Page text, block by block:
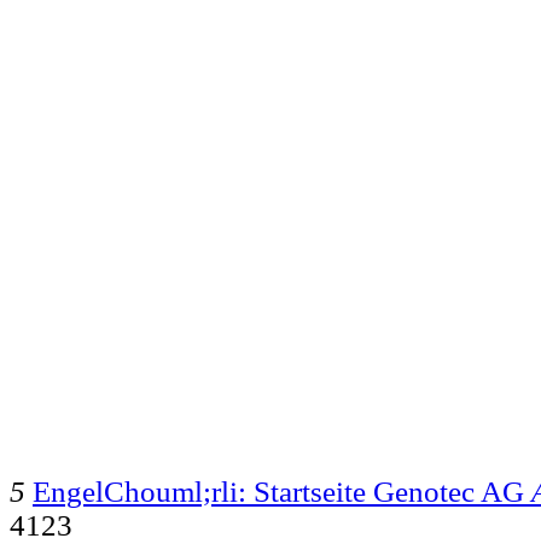
5 EngelChouml;rli: Startseite Genotec AG
4123